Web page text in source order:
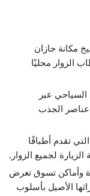
مكانة جازان
الزوار محليًا
السياحي عبر
عناصر الجذب
تقدم أطباقًا
لجميع الزوار.
وأماكن تسوق تعرض
الأصيل بأسلوب